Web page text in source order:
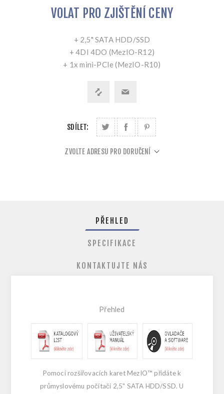
VOLAT PRO ZJIŠTĚNÍ CENY
+ 2,5" SATA HDD/SSD
+ 4DI 4DO (MezIO-R12)
+ 1x mini-PCIe (MezIO-R10)
SDÍLET:
ZVOLTE ADRESU PRO DORUČENÍ
PŘEHLED
SPECIFIKACE
KONTAKTUJTE NÁS
Přehled
Pomocí rozšiřovacích karet MezIO™ přidáte k
průmyslovému počítači 2,5" SATA HDD/SSD. U